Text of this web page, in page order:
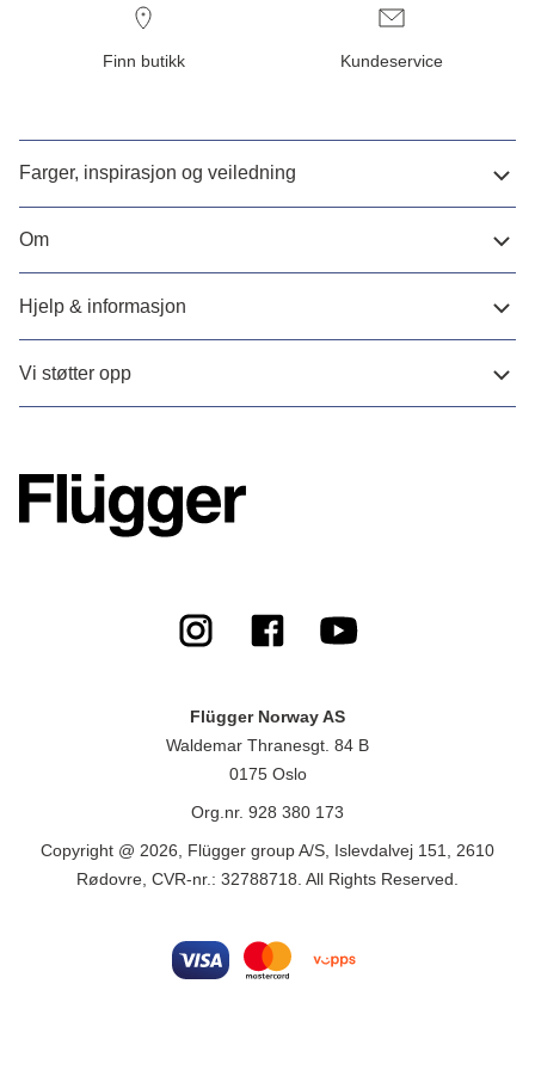
Finn butikk Kundeservice
Farger, inspirasjon og veiledning
Om
Hjelp & informasjon
Vi støtter opp
Flügger Norway AS
Waldemar Thranesgt. 84 B
0175 Oslo
Org.nr. 928 380 173
Copyright @ 2026, Flügger group A/S, Islevdalvej 151, 2610
Rødovre, CVR-nr.: 32788718. All Rights Reserved.